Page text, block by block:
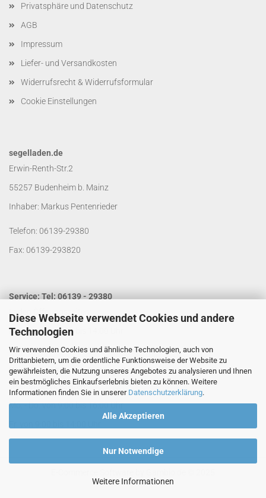
Diese Webseite verwendet Cookies und andere
Technologien
Wir verwenden Cookies und ähnliche Technologien, auch von
Drittanbietern, um die ordentliche Funktionsweise der Website zu
gewährleisten, die Nutzung unseres Angebotes zu analysieren und Ihnen
ein bestmögliches Einkaufserlebnis bieten zu können. Weitere
Informationen finden Sie in unserer Datenschutzerklärung.
Alle Akzeptieren
Nur Notwendige
Weitere Informationen
Privatsphäre und Datenschutz
AGB
Impressum
Liefer- und Versandkosten
Widerrufsrecht & Widerrufsformular
Cookie Einstellungen
segelladen.de
Erwin-Renth-Str.2
55257 Budenheim b. Mainz
Inhaber: Markus Pentenrieder
Telefon: 06139-29380
Fax: 06139-293820
Service: Tel: 06139 - 29380
Laden Öffnungszeiten:
Mo. - Do. von 9:00 bis 14:00 Uhr
Fr. von 9:00 bis 13:00 Uhr
Kontakt per Email:info@segelladen.de
Telefon Servicezeiten:
Mo. - Do. von 9:00 bis 16:00 Uhr